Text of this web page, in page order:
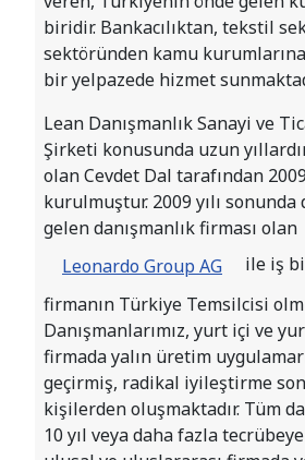
bir yelpazede hizmet
Lean Danışmanlık Sanayi ve
Şirketi konusunda uzun
kurulmuştur. 2009 yılı sonunda
gelen danışmanlık firması olan
Leonardo Group AG
ile iş
firmanın Türkiye Temsilcisi
Danışmanlarımız, yurt içi ve
geçirmiş, radikal iyileştirme
kişilerden oluşmaktadır. Tüm
10 yıl veya daha fazla
ulusal ve uluslararası firmada
seviyesinde görev veya
kişlerden oluşmaktadır.